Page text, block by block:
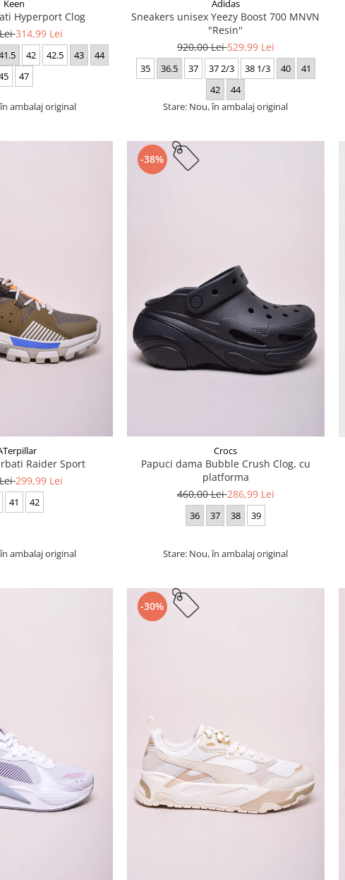
Keen
Hyperport Clog
314,99 Lei
42 42.5 43
44
47
ambalaj original
Adidas
Sneakers unisex Yeezy Boost 700 MNVN
"Resin"
920,00 Lei529,99 Lei
35 36.5 37 37 2/3 38 1/3 40
41
42
44
Stare: Nou, în ambalaj original
Raider Sport
299,99 Lei
41 42
ambalaj original
-38%
Crocs
Papuci dama Bubble Crush Clog, cu
platforma
460,00 Lei286,99 Lei
36 37 38 39
Stare: Nou, în ambalaj original
-30%